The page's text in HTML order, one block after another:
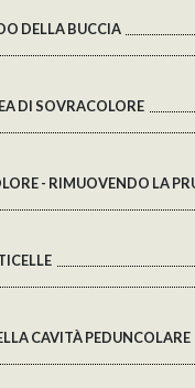
DELLA BUCCIA
DI SOVRACOLORE
- RIMUOVENDO LA
CAVITÀ PEDUNCOLARE